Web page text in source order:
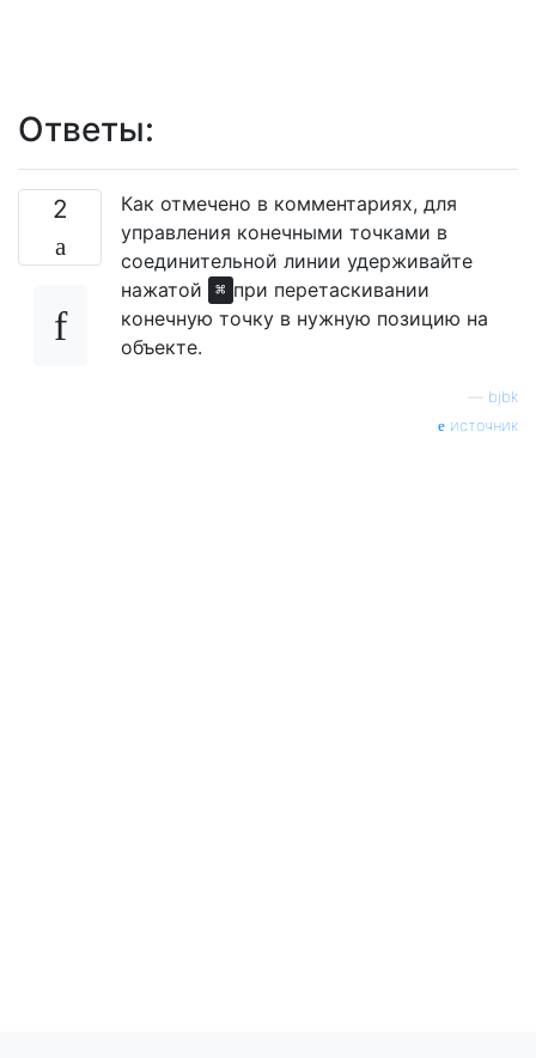
Ответы:
2
Как отмечено в комментариях, для
управления конечными точками в
соединительной линии удерживайте
нажатой
⌘ при перетаскивании
конечную точку в нужную позицию на
объекте.
bjbk
источник